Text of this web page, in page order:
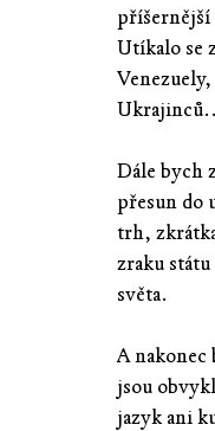
příšernější
Utíkalo se
Dále bych
přesun do
trh,
zraku
světa.
A nakonec
jsou
jazyk ani